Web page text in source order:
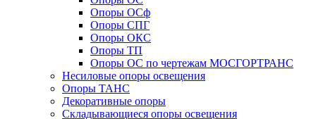
Опоры ОСф
Опоры СПГ
Опоры ОКС
Опоры ТП
Опоры ОС по чертежам МОСГОРТРАНС
Несиловые опоры освещения
Опоры ТАНС
Декоративные опоры
Складывающиеся опоры освещения